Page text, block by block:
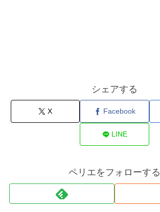
シェアする
X Facebook
LINE
ペリエをフォローする